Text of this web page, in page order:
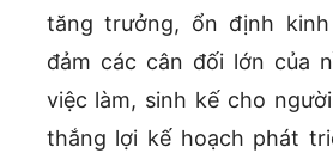
tăng trưởng, ổn định
đảm các cân đối lớn của
việc làm, sinh kế cho
thắng lợi kế hoạch phát